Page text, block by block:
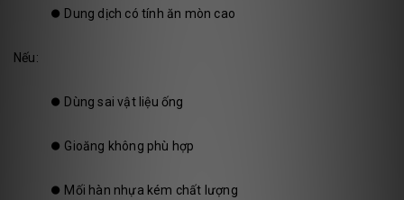
⏺️ Dung dịch có tính ăn mòn cao
Nếu:
⏺️ Dùng sai vật liệu ống
⏺️ Gioăng không phù hợp
⏺️ Mối hàn nhựa kém chất lượng